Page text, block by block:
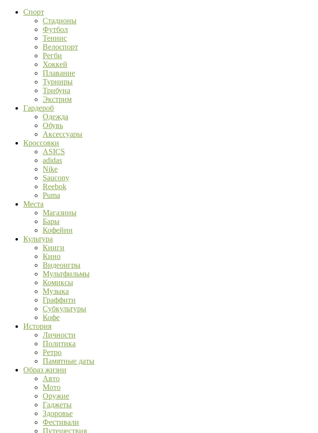
Спорт
Стадионы
Футбол
Теннис
Велоспорт
Регби
Хоккей
Плавание
Турниры
Трибуна
Экстрим
Гардероб
Одежда
Обувь
Аксессуары
Кроссовки
ASICS
adidas
Nike
Saucony
Reebok
Puma
Места
Магазины
Бары
Кофейни
Культура
Книги
Кино
Видеоигры
Мультфильмы
Комиксы
Музыка
Граффити
Субкультуры
Кофе
История
Личности
Политика
Ретро
Памятные даты
Образ жизни
Авто
Мото
Оружие
Гаджеты
Здоровье
Фестивали
Путешествия